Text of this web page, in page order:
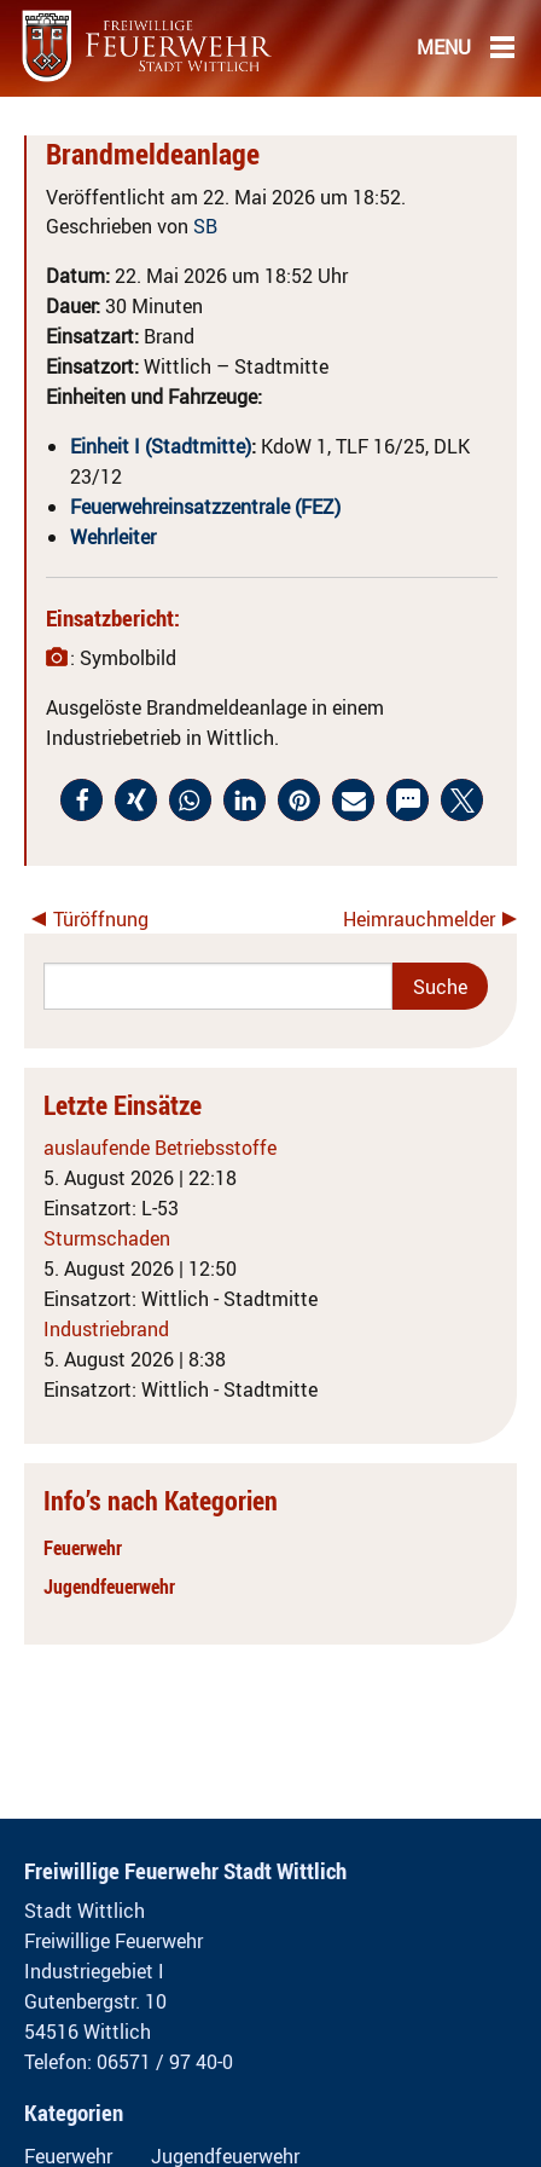
Brandmeldeanlage
Veröffentlicht am 22. Mai 2026 um 18:52.
Geschrieben von SB
Datum:22. Mai 2026 um 18:52 Uhr
Dauer:30 Minuten
Einsatzart: Brand
Einsatzort:Wittlich – Stadtmitte
Einheiten und Fahrzeuge:
Einheit I (Stadtmitte): KdoW 1, TLF 16/25, DLK
23/12
Feuerwehreinsatzzentrale (FEZ)
Wehrleiter
Einsatzbericht:
: Symbolbild
Ausgelöste Brandmeldeanlage in einem
Industriebetrieb in Wittlich.
Türöffnung Heimrauchmelder
Letzte Einsätze
auslaufende Betriebsstoffe
5. August 2026 | 22:18
Einsatzort: L-53
Sturmschaden
5. August 2026 | 12:50
Einsatzort: Wittlich - Stadtmitte
Industriebrand
5. August 2026 | 8:38
Einsatzort: Wittlich - Stadtmitte
Info’s nach Kategorien
Feuerwehr
Jugendfeuerwehr
Freiwillige Feuerwehr Stadt Wittlich
Stadt Wittlich
Freiwillige Feuerwehr
Industriegebiet I
Gutenbergstr. 10
54516 Wittlich
Telefon: 06571 / 97 40-0
Kategorien
Feuerwehr Jugendfeuerwehr